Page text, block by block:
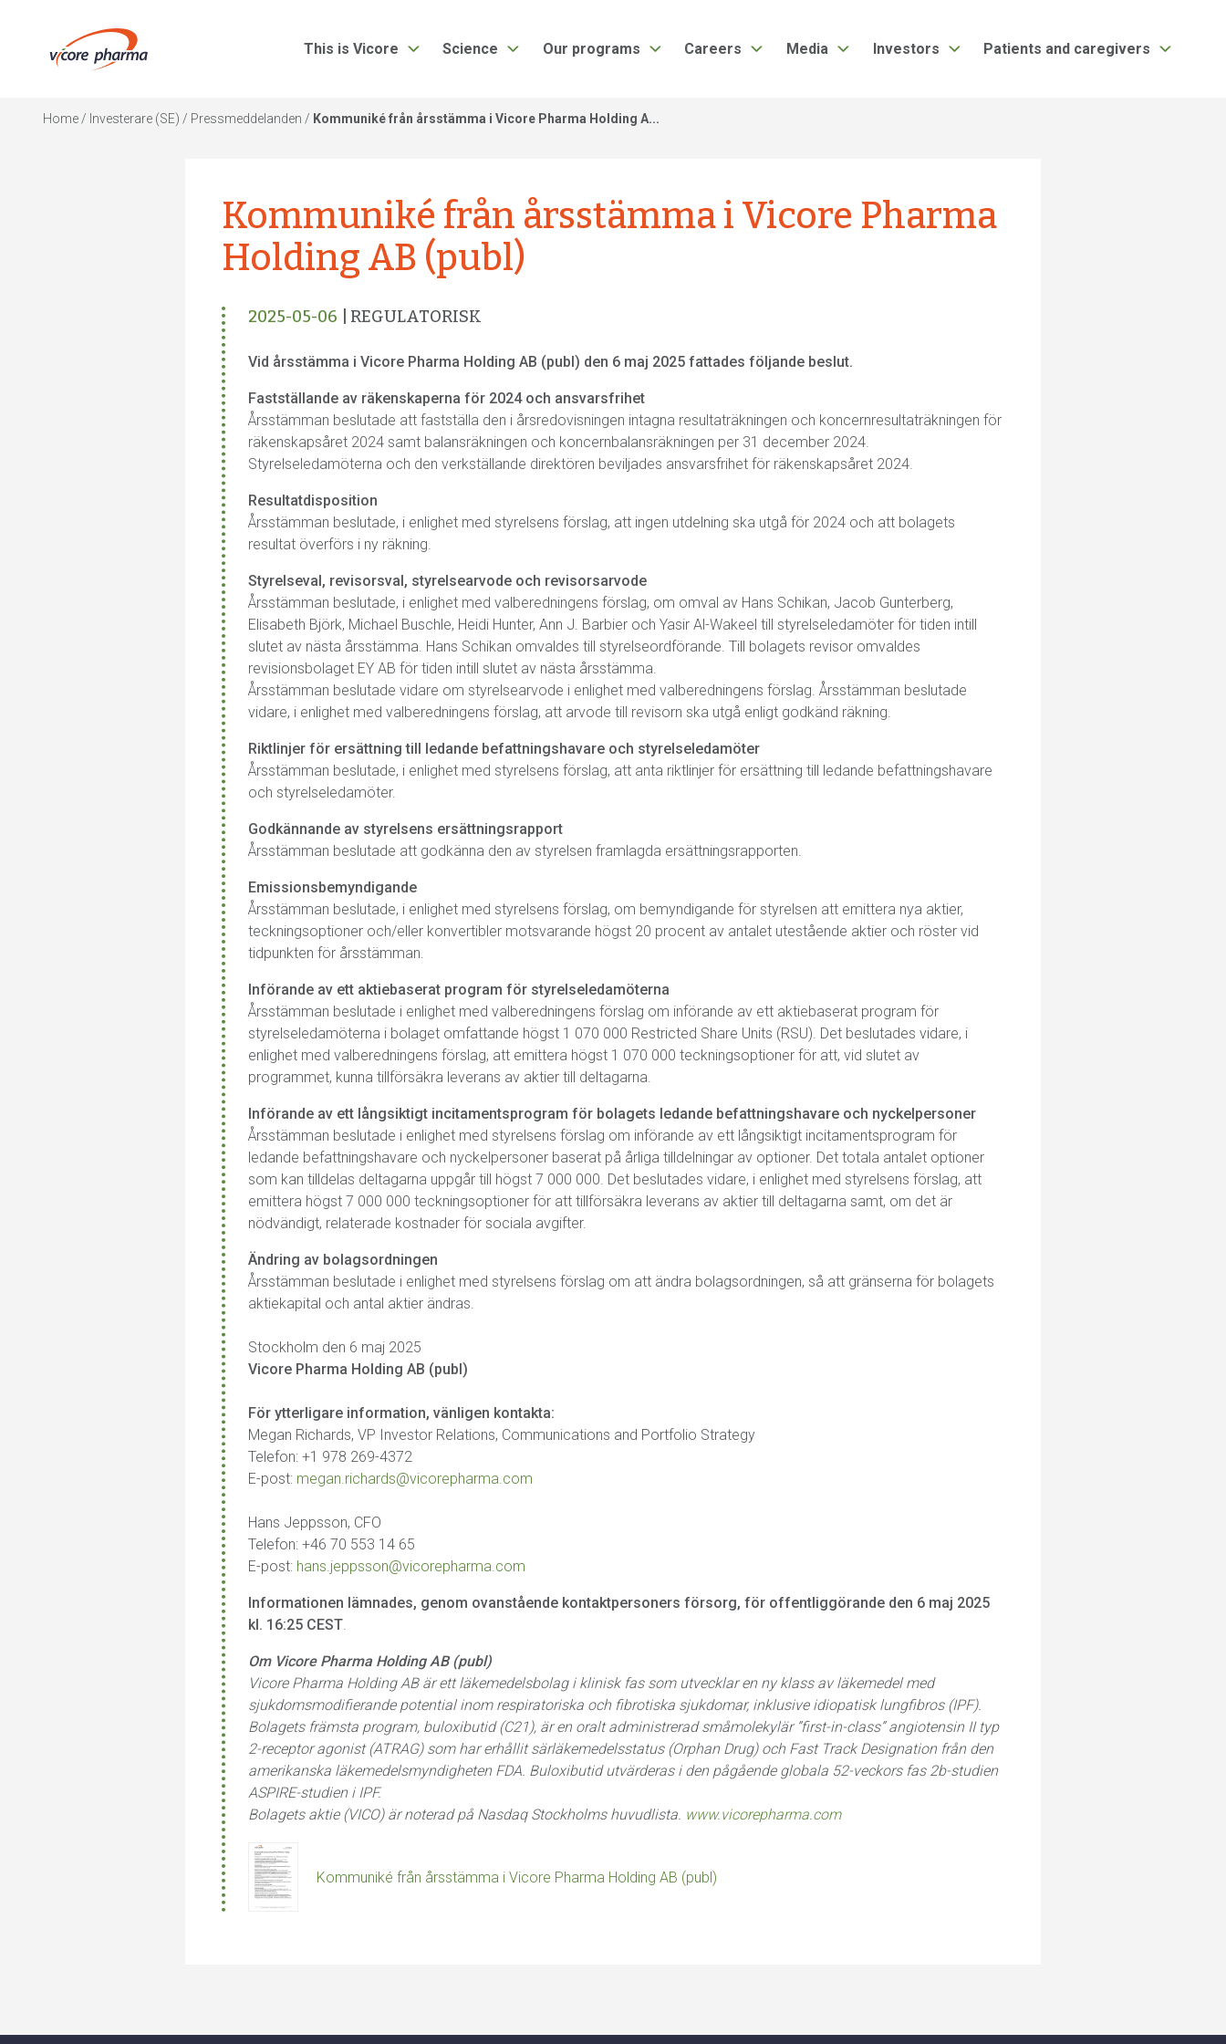
This is Vicore Science Our programs Careers Media Investors Patients and caregivers
Home / Investerare (SE) / Pressmeddelanden / Kommuniké från årsstämma i Vicore Pharma Holding A...
Kommuniké från årsstämma i Vicore Pharma
Holding AB (publ)
2025-05-06 | REGULATORISK
Vid årsstämma i Vicore Pharma Holding AB (publ) den 6 maj 2025 fattades följande beslut.
Fastställande av räkenskaperna för 2024 och ansvarsfrihet
Årsstämman beslutade att fastställa den i årsredovisningen intagna resultaträkningen och koncernresultaträkningen för
räkenskapsåret 2024 samt balansräkningen och koncernbalansräkningen per 31 december 2024.
Styrelseledamöterna och den verkställande direktören beviljades ansvarsfrihet för räkenskapsåret 2024.
Resultatdisposition
Årsstämman beslutade, i enlighet med styrelsens förslag, att ingen utdelning ska utgå för 2024 och att bolagets
resultat överförs i ny räkning.
Styrelseval, revisorsval, styrelsearvode och revisorsarvode
Årsstämman beslutade, i enlighet med valberedningens förslag, om omval av Hans Schikan, Jacob Gunterberg,
Elisabeth Björk, Michael Buschle, Heidi Hunter, Ann J. Barbier och Yasir Al-Wakeel till styrelseledamöter för tiden intill
slutet av nästa årsstämma. Hans Schikan omvaldes till styrelseordförande. Till bolagets revisor omvaldes
revisionsbolaget EY AB för tiden intill slutet av nästa årsstämma.
Årsstämman beslutade vidare om styrelsearvode i enlighet med valberedningens förslag. Årsstämman beslutade
vidare, i enlighet med valberedningens förslag, att arvode till revisorn ska utgå enligt godkänd räkning.
Riktlinjer för ersättning till ledande befattningshavare och styrelseledamöter
Årsstämman beslutade, i enlighet med styrelsens förslag, att anta riktlinjer för ersättning till ledande befattningshavare
och styrelseledamöter.
Godkännande av styrelsens ersättningsrapport
Årsstämman beslutade att godkänna den av styrelsen framlagda ersättningsrapporten.
Emissionsbemyndigande
Årsstämman beslutade, i enlighet med styrelsens förslag, om bemyndigande för styrelsen att emittera nya aktier,
teckningsoptioner och/eller konvertibler motsvarande högst 20 procent av antalet utestående aktier och röster vid
tidpunkten för årsstämman.
Införande av ett aktiebaserat program för styrelseledamöterna
Årsstämman beslutade i enlighet med valberedningens förslag om införande av ett aktiebaserat program för
styrelseledamöterna i bolaget omfattande högst 1 070 000 Restricted Share Units (RSU). Det beslutades vidare, i
enlighet med valberedningens förslag, att emittera högst 1 070 000 teckningsoptioner för att, vid slutet av
programmet, kunna tillförsäkra leverans av aktier till deltagarna.
Införande av ett långsiktigt incitamentsprogram för bolagets ledande befattningshavare och nyckelpersoner
Årsstämman beslutade i enlighet med styrelsens förslag om införande av ett långsiktigt incitamentsprogram för
ledande befattningshavare och nyckelpersoner baserat på årliga tilldelningar av optioner. Det totala antalet optioner
som kan tilldelas deltagarna uppgår till högst 7 000 000. Det beslutades vidare, i enlighet med styrelsens förslag, att
emittera högst 7 000 000 teckningsoptioner för att tillförsäkra leverans av aktier till deltagarna samt, om det är
nödvändigt, relaterade kostnader för sociala avgifter.
Ändring av bolagsordningen
Årsstämman beslutade i enlighet med styrelsens förslag om att ändra bolagsordningen, så att gränserna för bolagets
aktiekapital och antal aktier ändras.
Stockholm den 6 maj 2025
Vicore Pharma Holding AB (publ)
För ytterligare information, vänligen kontakta:
Megan Richards, VP Investor Relations, Communications and Portfolio Strategy
Telefon: +1 978 269-4372
E-post: megan.richards@vicorepharma.com
Hans Jeppsson, CFO
Telefon: +46 70 553 14 65
E-post: hans.jeppsson@vicorepharma.com
Informationen lämnades, genom ovanstående kontaktpersoners försorg, för offentliggörande den 6 maj 2025
kl. 16:25 CEST.
Om Vicore Pharma Holding AB (publ)
Vicore Pharma Holding AB är ett läkemedelsbolag i klinisk fas som utvecklar en ny klass av läkemedel med
sjukdomsmodifierande potential inom respiratoriska och fibrotiska sjukdomar, inklusive idiopatisk lungfibros (IPF).
Bolagets främsta program, buloxibutid (C21), är en oralt administrerad småmolekylär ”first-in-class” angiotensin II typ
2-receptor agonist (ATRAG) som har erhållit särläkemedelsstatus (Orphan Drug) och Fast Track Designation från den
amerikanska läkemedelsmyndigheten FDA. Buloxibutid utvärderas i den pågående globala 52-veckors fas 2b-studien
ASPIRE-studien i IPF.
Bolagets aktie (VICO) är noterad på Nasdaq Stockholms huvudlista. www.vicorepharma.com
Kommuniké från årsstämma i Vicore Pharma Holding AB (publ)